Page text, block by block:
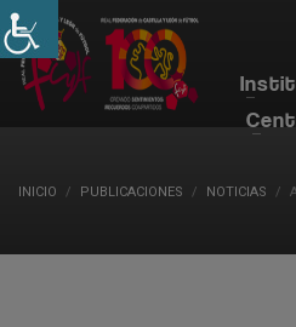
INICIO PUBLICACIONES NOTICIAS